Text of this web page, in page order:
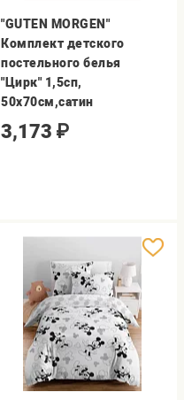
"GUTEN MORGEN"
Комплект детского
постельного белья
"Цирк" 1,5сп,
50х70см,сатин
3,173 ₽